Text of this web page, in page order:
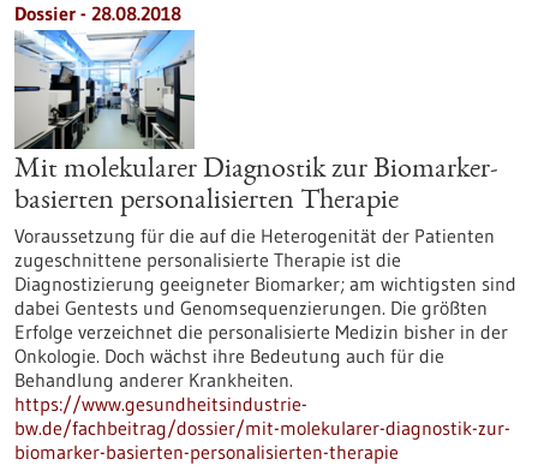
Dossier - 28.08.2018
Mit molekularer Diagnostik zur Biomarker-
basierten personalisierten Therapie
Voraussetzung für die auf die Heterogenität der Patienten
zugeschnittene personalisierte Therapie ist die
Diagnostizierung geeigneter Biomarker; am wichtigsten sind
dabei Gentests und Genomsequenzierungen. Die größten
Erfolge verzeichnet die personalisierte Medizin bisher in der
Onkologie. Doch wächst ihre Bedeutung auch für die
Behandlung anderer Krankheiten.
https://www.gesundheitsindustrie-
bw.de/fachbeitrag/dossier/mit-molekularer-diagnostik-zur-
biomarker-basierten-personalisierten-therapie